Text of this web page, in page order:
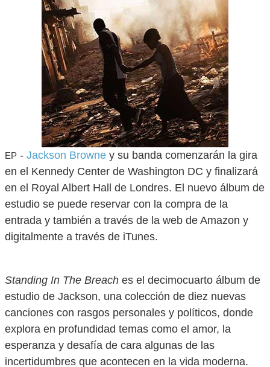
EP - Jackson Browne y su banda comenzarán la gira
en el Kennedy Center de Washington DC y finalizará
en el Royal Albert Hall de Londres. El nuevo álbum de
estudio se puede reservar con la compra de la
entrada y también a través de la web de Amazon y
digitalmente a través de iTunes.
Standing In The Breach es el decimocuarto álbum de
estudio de Jackson, una colección de diez nuevas
canciones con rasgos personales y políticos, donde
explora en profundidad temas como el amor, la
esperanza y desafía de cara algunas de las
incertidumbres que acontecen en la vida moderna.